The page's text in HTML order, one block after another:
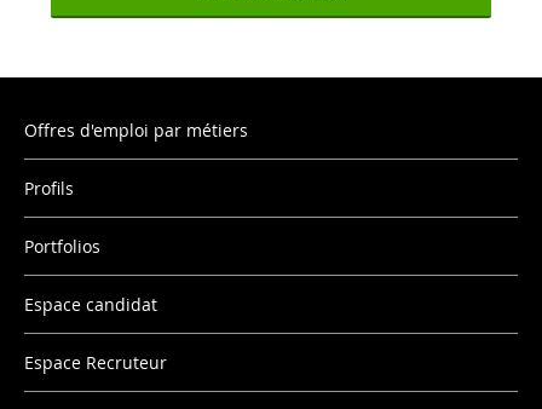
Offres d'emploi par métiers
Profils
Portfolios
Espace candidat
Espace Recruteur